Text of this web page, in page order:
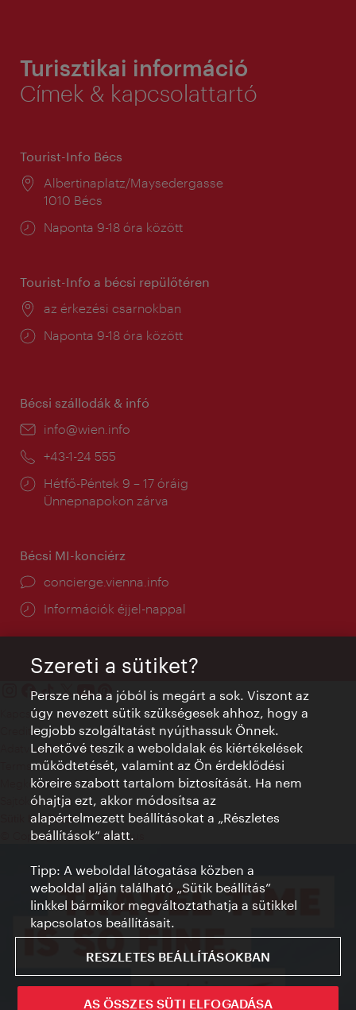
Turisztikai információ
Címek & kapcsolattartó
Tourist-Info Bécs
Helyszín:
Albertinaplatz/Maysedergasse
1010 Bécs
Nyitva
Naponta 9-18 óra között
Tourist-Info a bécsi repülőtéren
Helyszín:
az érkezési csarnokban
Nyitva
Naponta 9-18 óra között
Bécsi szállodák & infó
E-
info@wien.info
Telefon:
+43-1-24 555
Nyitva
tartás:
Hétfő-Péntek 9 – 17 óráig
Ünnepnapokon zárva
Bécsi MI-konciérz
concierge.vienna.info
Információk éjjel-nappal
Kapcsolat
Credits
Adatvédelmi nyilatkozat
Terms of Use
Megközelíthetőség
Sajtókapcsolat
Sütik beállítása
© Copyright WienTourismus
Szereti a sütiket?
Persze néha a jóból is megárt a sok. Viszont az
úgy nevezett sütik szükségesek ahhoz, hogy a
legjobb szolgáltatást nyújthassuk Önnek.
Lehetővé teszik a weboldalak és kiértékelések
működtetését, valamint az Ön érdeklődési
köreire szabott tartalom biztosítását. Ha nem
óhajtja ezt, akkor módosítsa az
alapértelmezett beállításokat a „Részletes
beállítások“ alatt.
Tipp: A weboldal látogatása közben a
weboldal alján található „Sütik beállítás”
linkkel bármikor megváltoztathatja a sütikkel
kapcsolatos beállításait.
RESZLETES BEÁLLÍTÁSOKBAN
AS ÖSSZES SÜTI ELFOGADÁSA